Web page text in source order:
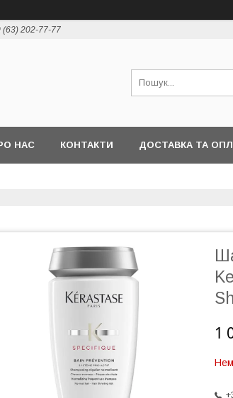
(63) 202-77-77
НАС КОНТАКТИ ДОСТАВКА ТА
1